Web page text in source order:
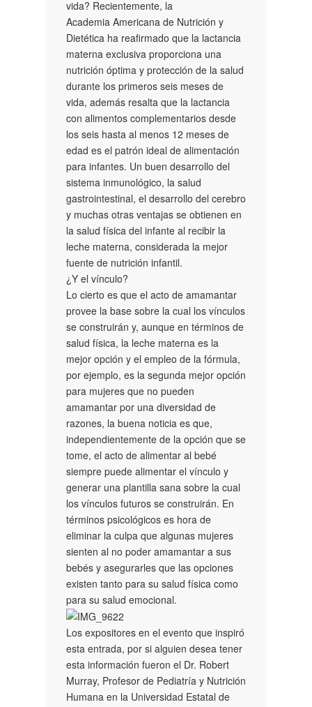
vida? Recientemente, la
Academia Americana de Nutrición y
Dietética ha reafirmado que la lactancia
materna exclusiva proporciona una
nutrición óptima y protección de la salud
durante los primeros seis meses de
vida, además resalta que la lactancia
con alimentos complementarios desde
los seis hasta al menos 12 meses de
edad es el patrón ideal de alimentación
para infantes. Un buen desarrollo del
sistema inmunológico, la salud
gastrointestinal, el desarrollo del cerebro
y muchas otras ventajas se obtienen en
la salud física del infante al recibir la
leche materna, considerada la mejor
fuente de nutrición infantil.
¿Y el vínculo?
Lo cierto es que el acto de amamantar
provee la base sobre la cual los vínculos
se construirán y, aunque en términos de
salud física, la leche materna es la
mejor opción y el empleo de la fórmula,
por ejemplo, es la segunda mejor opción
para mujeres que no pueden
amamantar por una diversidad de
razones, la buena noticia es que,
independientemente de la opción que se
tome, el acto de alimentar al bebé
siempre puede alimentar el vínculo y
generar una plantilla sana sobre la cual
los vínculos futuros se construirán. En
términos psicológicos es hora de
eliminar la culpa que algunas mujeres
sienten al no poder amamantar a sus
bebés y asegurarles que las opciones
existen tanto para su salud física como
para su salud emocional.
Los expositores en el evento que inspiró
esta entrada, por si alguien desea tener
esta información fueron el Dr. Robert
Murray, Profesor de Pediatría y Nutrición
Humana en la Universidad Estatal de